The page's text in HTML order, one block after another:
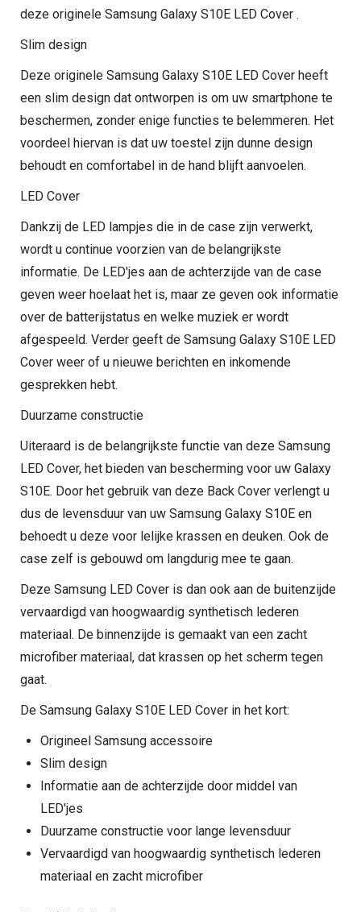
deze originele Samsung Galaxy S10E LED Cover .
Slim design
Deze originele Samsung Galaxy S10E LED Cover heeft
een slim design dat ontworpen is om uw smartphone te
beschermen, zonder enige functies te belemmeren. Het
voordeel hiervan is dat uw toestel zijn dunne design
behoudt en comfortabel in de hand blijft aanvoelen.
LED Cover
Dankzij de LED lampjes die in de case zijn verwerkt,
wordt u continue voorzien van de belangrijkste
informatie. De LED'jes aan de achterzijde van de case
geven weer hoelaat het is, maar ze geven ook informatie
over de batterijstatus en welke muziek er wordt
afgespeeld. Verder geeft de Samsung Galaxy S10E LED
Cover weer of u nieuwe berichten en inkomende
gesprekken hebt.
Duurzame constructie
Uiteraard is de belangrijkste functie van deze Samsung
LED Cover, het bieden van bescherming voor uw Galaxy
S10E. Door het gebruik van deze Back Cover verlengt u
dus de levensduur van uw Samsung Galaxy S10E en
behoedt u deze voor lelijke krassen en deuken. Ook de
case zelf is gebouwd om langdurig mee te gaan.
Deze Samsung LED Cover is dan ook aan de buitenzijde
vervaardigd van hoogwaardig synthetisch lederen
materiaal. De binnenzijde is gemaakt van een zacht
microfiber materiaal, dat krassen op het scherm tegen
gaat.
De Samsung Galaxy S10E LED Cover in het kort:
Origineel Samsung accessoire
Slim design
Informatie aan de achterzijde door middel van
LED'jes
Duurzame constructie voor lange levensduur
Vervaardigd van hoogwaardig synthetisch lederen
materiaal en zacht microfiber